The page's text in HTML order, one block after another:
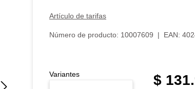
Artículo de tarifas
Número de producto: 10007609 | EAN:
Precio
$
Variantes